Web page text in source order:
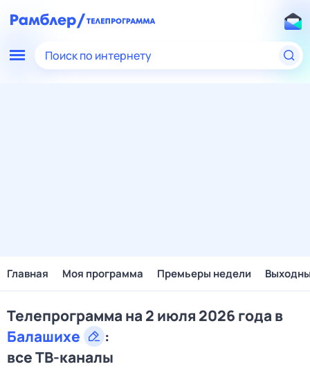
Поиск по интернету
Главная Моя программа Премьеры недели
Телепрограмма на 2 июля 2026 года в
Балашихе
:
все ТВ-каналы